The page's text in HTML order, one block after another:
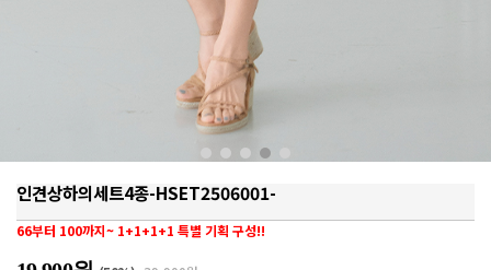
인견상하의세트4종-HSET2506001-
66부터 100까지~ 1+1+1+1 특별 기획 구성!!